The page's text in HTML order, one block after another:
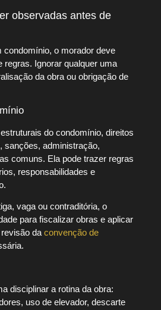
observadas antes de
condomínio, o morador deve
Ignorar qualquer uma
da obra ou obrigação de
do condomínio, direitos
sanções, administração,
comuns. Ela pode trazer regras
responsabilidades e
vaga ou contraditória, o
para fiscalizar obras e aplicar
da convenção de
disciplinar a rotina da obra:
uso de elevador, descarte